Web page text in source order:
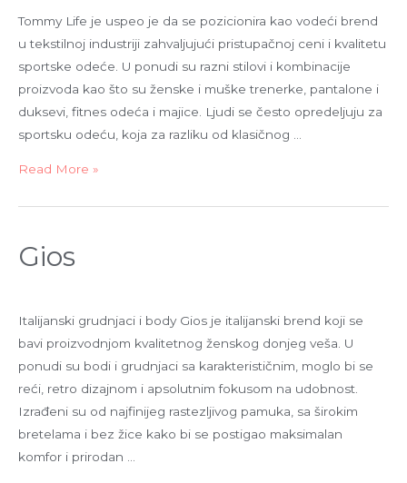
Tommy Life je uspeo je da se pozicionira kao vodeći brend
u tekstilnoj industriji zahvaljujući pristupačnoj ceni i kvalitetu
sportske odeće. U ponudi su razni stilovi i kombinacije
proizvoda kao što su ženske i muške trenerke, pantalone i
duksevi, fitnes odeća i majice. Ljudi se često opredeljuju za
sportsku odeću, koja za razliku od klasičnog …
Read More »
Gios
Italijanski grudnjaci i body Gios je italijanski brend koji se
bavi proizvodnjom kvalitetnog ženskog donjeg veša. U
ponudi su bodi i grudnjaci sa karakterističnim, moglo bi se
reći, retro dizajnom i apsolutnim fokusom na udobnost.
Izrađeni su od najfinijeg rastezljivog pamuka, sa širokim
bretelama i bez žice kako bi se postigao maksimalan
komfor i prirodan …